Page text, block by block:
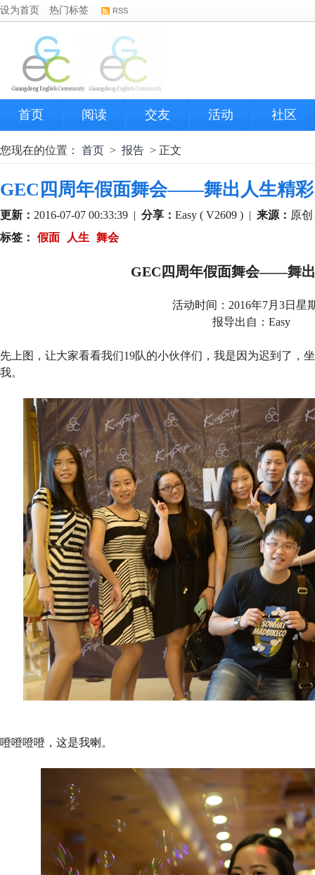
设为首页 热门标签 RSS
首页 阅读 交友 活动 社区
您现在的位置： 首页 > 报告 > 正文
GEC四周年假面舞会——舞出人生精彩
更新： 2016-07-07 00:33:39 | 分享： Easy ( V2609 ) | 来源： 原创
标签：
假面 人生 舞会
GEC四周年假面舞会——舞
活动时间：2016年7月3日星
报导出自：Easy
先上图，让大家看看我们19队的小伙伴们，我是因为迟到了，
我。
噔噔噔噔，这是我喇。